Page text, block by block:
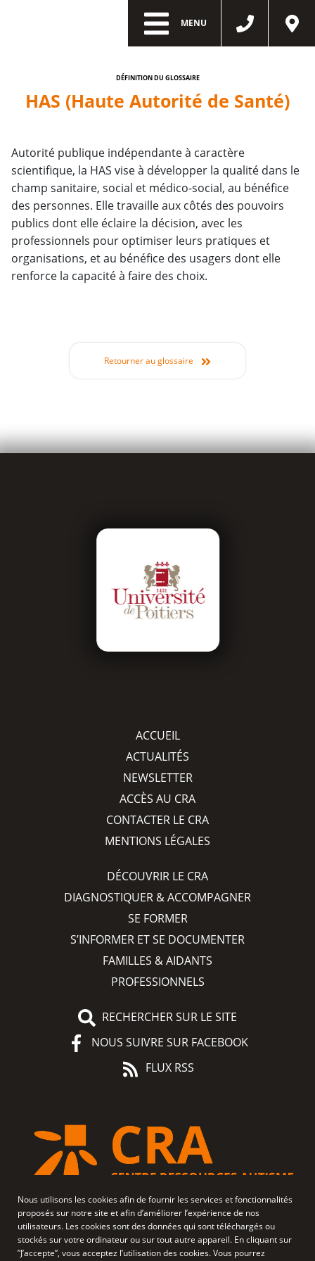
MENU
DÉFINITION DU GLOSSAIRE
HAS (Haute Autorité de Santé)
Autorité publique indépendante à caractère
scientifique, la HAS vise à développer la qualité dans le
champ sanitaire, social et médico-social, au bénéfice
des personnes. Elle travaille aux côtés des pouvoirs
publics dont elle éclaire la décision, avec les
professionnels pour optimiser leurs pratiques et
organisations, et au bénéfice des usagers dont elle
renforce la capacité à faire des choix.
Retourner au glossaire
ACCUEIL
ACTUALITÉS
NEWSLETTER
ACCÈS AU CRA
CONTACTER LE CRA
MENTIONS LÉGALES
DÉCOUVRIR LE CRA
DIAGNOSTIQUER & ACCOMPAGNER
SE FORMER
S’INFORMER ET SE DOCUMENTER
FAMILLES & AIDANTS
PROFESSIONNELS
RECHERCHER SUR LE SITE
NOUS SUIVRE SUR FACEBOOK
FLUX RSS
Nous utilisons les cookies afin de fournir les services et fonctionnalités
proposés sur notre site et afin d’améliorer l’expérience de nos
utilisateurs. Les cookies sont des données qui sont téléchargés ou
stockés sur votre ordinateur ou sur tout autre appareil. En cliquant sur
”J’accepte”, vous acceptez l’utilisation des cookies. Vous pourrez